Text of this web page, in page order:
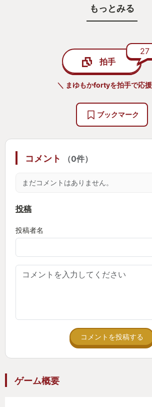
単純、ズバリ！「阪神タイガースを
モードをプレイする」ことです。
二軍の入れ替えと言った選手の編成
難易度等は一切触らず、初期設定の
家庭環境や仕事、趣味等の影響によ
ームをプレイできるのが、(できた
んが、それでも購入以来着々と試合
日現在、41試合を消化し24勝16敗1
仕組みになっているようですが、こ
り、本塁打が量産され過ぎることも
す。
操作は安定のコナミ、パワプロ＆プ
で、過去にシリーズをプレイした
ーム好きとしては、割とストレスな
込めました。もっとも暫く野球ゲー
もっとみる
拍手
27
＼ まゆもかfortyを拍手で応
ブックマーク
コメント （0件）
まだコメントはありません。
投稿
投稿者名
コメントを投稿する
ゲーム概要